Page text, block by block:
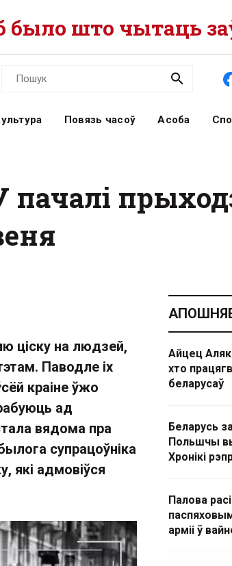
было што чытаць
Повязь часоў Асоба
пачалі
ціску на людзей,
Паводле іх
краіне ўжо
ад
вядома пра
супрацоўніка
які адмовіўся
Айцец
хто
беларусаў
Беларусь
Польшчы
Хронікі
Палова
арміі ў